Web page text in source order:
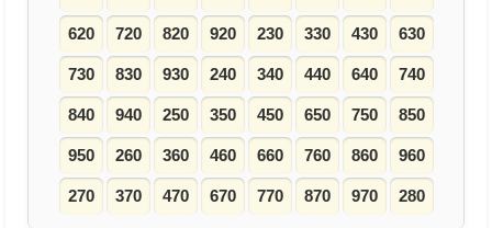
620 720 820 920 230 330 430 630
730 830 930 240 340 440 640 740
840 940 250 350 450 650 750 850
950 260 360 460 660 760 860 960
270 370 470 670 770 870 970 280